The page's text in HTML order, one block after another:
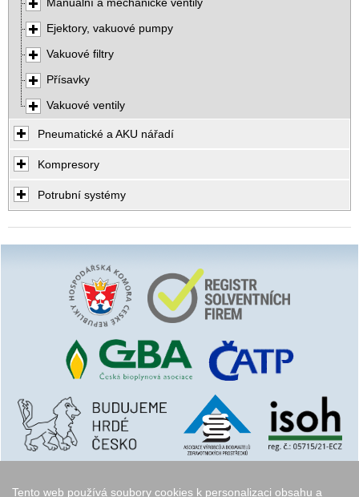
Tento web používá soubory cookies k personalizaci obsahu a
Manuální a mechanické ventily
Ejektory, vakuové pumpy
Vakuové filtry
Přísavky
Vakuové ventily
Pneumatické a AKU nářadí
Kompresory
Potrubní systémy